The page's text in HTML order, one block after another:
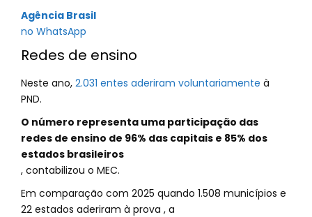
Agência Brasil
no WhatsApp
Redes de ensino
Neste ano, 2.031 entes aderiram voluntariamente à
PND.
O número representa uma participação das
redes de ensino de 96% das capitais e 85% dos
estados brasileiros
, contabilizou o MEC.
Em comparação com 2025 quando 1.508 municípios e
22 estados aderiram à prova , a